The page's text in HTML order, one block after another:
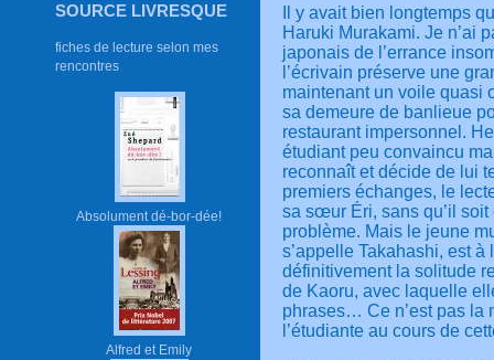
SOURCE LIVRESQUE
fiches de lecture selon mes
rencontres
Absolument dé-bor-dée!
Alfred et Emily
Il y avait bien longtemps
Haruki Murakami. Je n’ai
japonais de l’errance
l’écrivain préserve une
maintenant un voile quasi
sa demeure de banlieue
restaurant impersonnel.
étudiant peu convaincu
reconnaît et décide de lui
premiers échanges, le
sa sœur Éri, sans qu’il
problème. Mais le jeune
s’appelle Takahashi, est à
définitivement la solitude
de Kaoru, avec laquelle
phrases… Ce n’est pas la
l’étudiante au cours de